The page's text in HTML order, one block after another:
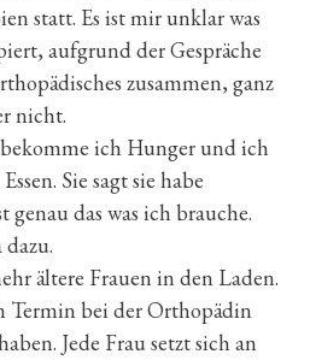
statt. Es ist mir unklar was
aufgrund der Gespräche
zusammen, ganz
nicht.
ich Hunger und ich
Sie sagt sie habe
genau das was ich brauche.
ältere Frauen in den Laden.
Termin bei der Orthopädin
Jede Frau setzt sich an